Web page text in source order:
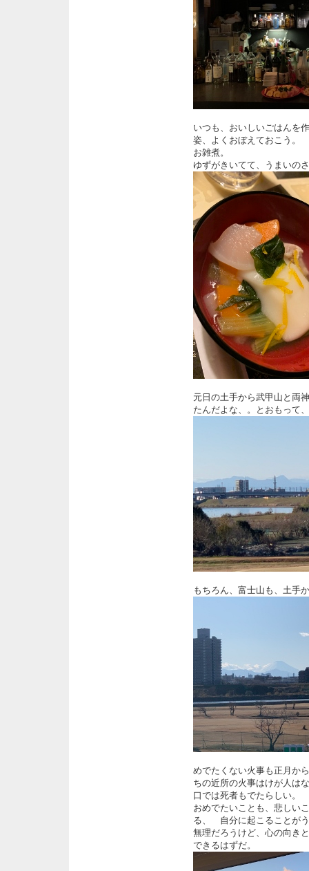
いつも、おいしいごはんを
姿、よくおぼえておこう。
お雑煮。
ゆずがきいてて、うまいの
元日の土手から武甲山と
たんだよな、。とおもって
もちろん、富士山も、土
めでたくない火事も正月
ちの近所の火事はけが人は
口では死者もでたらしい。
おめでたいことも、悲しい
る、 自分に起こることが
無理だろうけど、心の向き
できるはずだ。